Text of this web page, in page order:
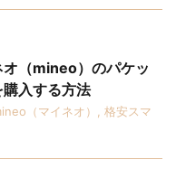
（mineo）のパケッ
購入する方法
（マイネオ）
格安スマ